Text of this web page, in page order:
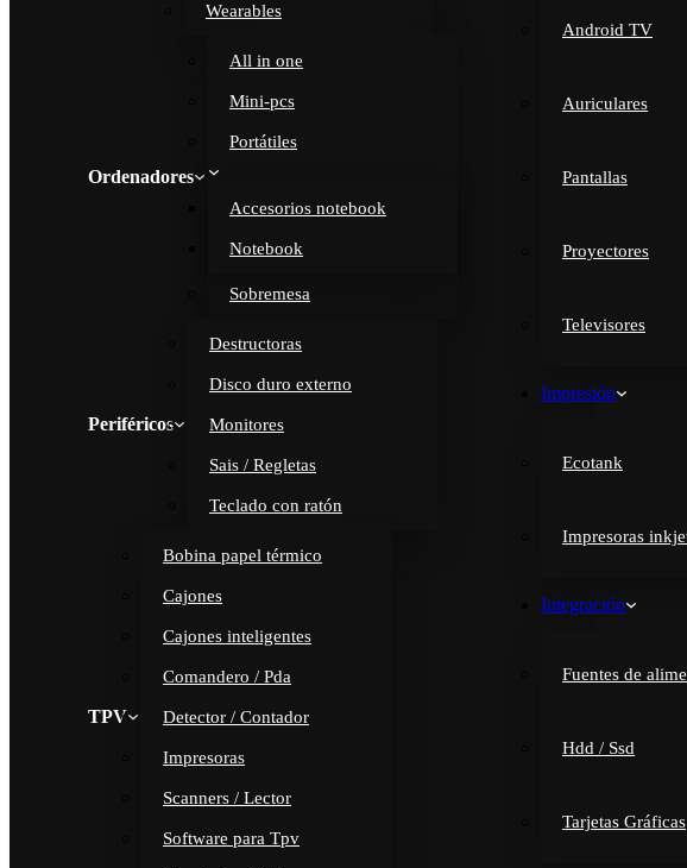
Wearables
Ordenadores
All in one
Mini-pcs
Portátiles
Accesorios notebook
Notebook
Sobremesa
Periféricos
Destructoras
Disco duro externo
Monitores
Sais / Regletas
Teclado con ratón
TPV
Bobina papel térmico
Cajones
Cajones inteligentes
Comandero / Pda
Detector / Contador
Impresoras
Scanners / Lector
Software para Tpv
Android TV
Auriculares
Pantallas
Proyectores
Televisores
Impresión
Ecotank
Impresoras
Integración
Fuentes de
Hdd / Ssd
Tarjetas Gráficas